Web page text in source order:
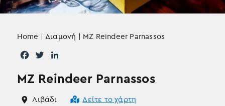
MZ Reindeer Parnassos
Λιβάδι Δείτε το χάρτη
Home |Διαμονή | MZ Reindeer Parnassos
c
b
i
t
n